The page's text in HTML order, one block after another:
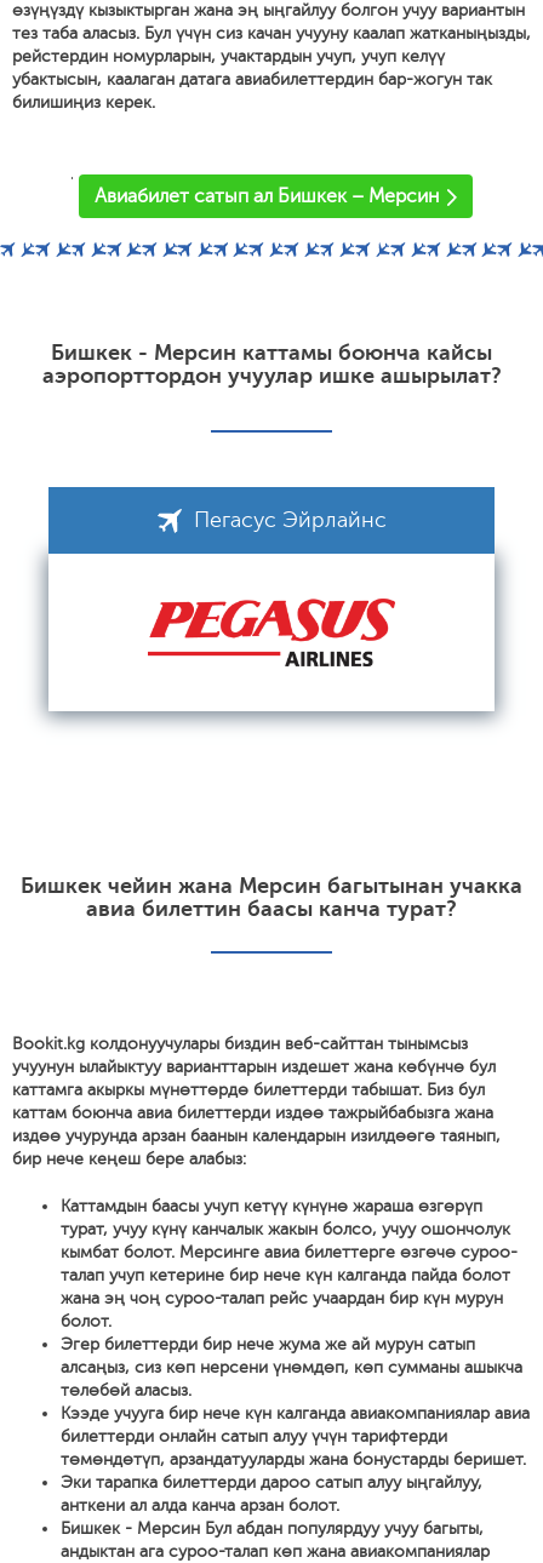
өзүңүздү кызыктырган жана эң ыңгайлуу болгон учуу вариантын
тез таба аласыз. Бул үчүн сиз качан учууну каалап жатканыңызды,
рейстердин номурларын, учактардын учуп, учуп келүү
убактысын, каалаган датага авиабилеттердин бар-жогун так
билишиңиз керек.
'
Авиабилет сатып ал Бишкек – Мерсин
Бишкек - Мерсин каттамы боюнча кайсы
аэропорттордон учуулар ишке ашырылат?
Пегасус Эйрлайнс
Бишкек чейин жана Мерсин багытынан учакка
авиа билеттин баасы канча турат?
Bookit.kg колдонуучулары биздин веб-сайттан тынымсыз
учуунун ылайыктуу варианттарын издешет жана көбүнчө бул
каттамга акыркы мүнөттөрдө билеттерди табышат. Биз бул
каттам боюнча авиа билеттерди издөө тажрыйбабызга жана
издөө учурунда арзан баанын календарын изилдөөгө таянып,
бир нече кеңеш бере алабыз:
Каттамдын баасы учуп кетүү күнүнө жараша өзгөрүп
турат, учуу күнү канчалык жакын болсо, учуу ошончолук
кымбат болот. Мерсинге авиа билеттерге өзгөчө суроо-
талап учуп кетерине бир нече күн калганда пайда болот
жана эң чоң суроо-талап рейс учаардан бир күн мурун
болот.
Эгер билеттерди бир нече жума же ай мурун сатып
алсаңыз, сиз көп нерсени үнөмдөп, көп сумманы ашыкча
төлөбөй аласыз.
Кээде учууга бир нече күн калганда авиакомпаниялар авиа
билеттерди онлайн сатып алуу үчүн тарифтерди
төмөндөтүп, арзандатууларды жана бонустарды беришет.
Эки тарапка билеттерди дароо сатып алуу ыңгайлуу,
анткени ал алда канча арзан болот.
Бишкек - Мерсин Бул абдан популярдуу учуу багыты,
андыктан ага суроо-талап көп жана авиакомпаниялар